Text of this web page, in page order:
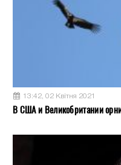
13:42, 02 Квітня 2021
В США и Великобритании